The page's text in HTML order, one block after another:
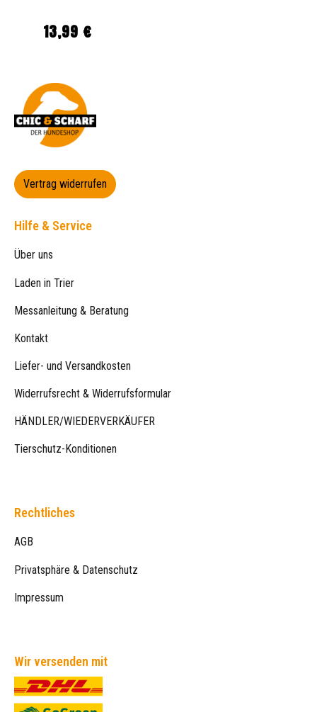
Regulärer Preis:
13,99 €
Vertrag widerrufen
Hilfe & Service
Über uns
Laden in Trier
Messanleitung & Beratung
Kontakt
Liefer- und Versandkosten
Widerrufsrecht & Widerrufsformular
HÄNDLER/WIEDERVERKÄUFER
Tierschutz-Konditionen
Rechtliches
AGB
Privatsphäre & Datenschutz
Impressum
Wir versenden mit